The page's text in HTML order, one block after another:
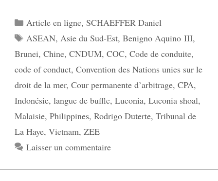
Catégories
Article en ligne, SCHAEFFER Daniel
Étiquettes
ASEAN, Asie du Sud-Est, Benigno Aquino III,
Brunei, Chine, CNDUM, COC, Code de conduite,
code of conduct, Convention des Nations unies sur le
droit de la mer, Cour permanente d’arbitrage, CPA,
Indonésie, langue de buffle, Luconia, Luconia shoal,
Malaisie, Philippines, Rodrigo Duterte, Tribunal de
La Haye, Vietnam, ZEE
Laisser un commentaire